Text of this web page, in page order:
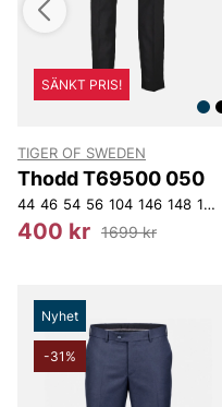
SÄNKT PRIS!
TIGER OF SWEDEN
Thodd T69500 050
44 46 54 56 104 146 148 150
400 kr 1699 kr
Nyhet
-31%